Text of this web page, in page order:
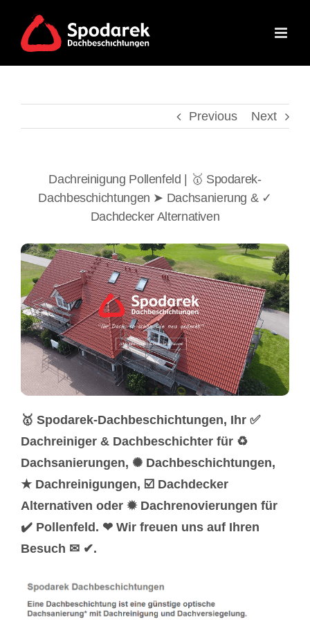
content
Previous Next
Dachreinigung Pollenfeld | 🥇 Spodarek-
Dachbeschichtungen ➤ Dachsanierung & ✓
Dachdecker Alternativen
🥇 Spodarek-Dachbeschichtungen, Ihr ✅
Dachreiniger & Dachbeschichter für ♻
Dachsanierungen, ✺ Dachbeschichtungen,
★ Dachreinigungen, ☑️ Dachdecker
Alternativen oder ✹ Dachrenovierungen für
✔️ Pollenfeld. ❤ Wir freuen uns auf Ihren
Besuch ✉ ✔.